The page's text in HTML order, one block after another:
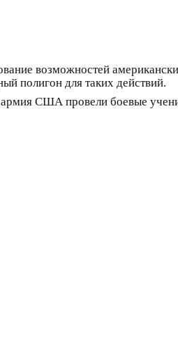
возможностей
полигон для таких действий.
США провели боевые